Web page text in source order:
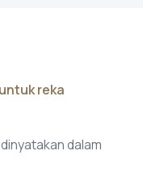
reka
dalam